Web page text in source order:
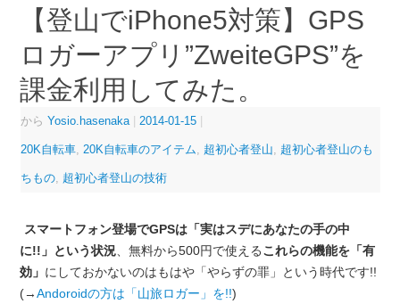
【登山でiPhone5対策】GPS
ロガーアプリ”ZweiteGPS”を
課金利用してみた。
から Yosio.hasenaka 2014-01-15
20K自転車, 20K自転車のアイテム 超初心者登山 超初心者登山のも
ちもの, 超初心者登山の技術
スマートフォン登場でGPSは「実はスデにあなたの手の中
に!!」という状況、無料から500円で使えるこれらの機能を「有
効」 にしておかないのはもはや「やらずの罪」という時代です!!
(→Andoroidの方は「山旅ロガー」を!!)